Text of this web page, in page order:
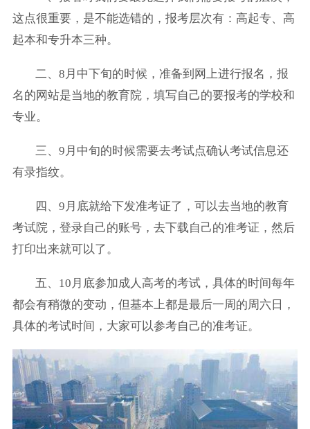
这点很重要，是不能选错的，报考层次有：高起专、高
起本和专升本三种。
二、8月中下旬的时候，准备到网上进行报名，报
名的网站是当地的教育院，填写自己的要报考的学校和
专业。
三、9月中旬的时候需要去考试点确认考试信息还
有录指纹。
四、9月底就给下发准考证了，可以去当地的教育
考试院，登录自己的账号，去下载自己的准考证，然后
打印出来就可以了。
五、10月底参加成人高考的考试，具体的时间每年
都会有稍微的变动，但基本上都是最后一周的周六日，
具体的考试时间，大家可以参考自己的准考证。